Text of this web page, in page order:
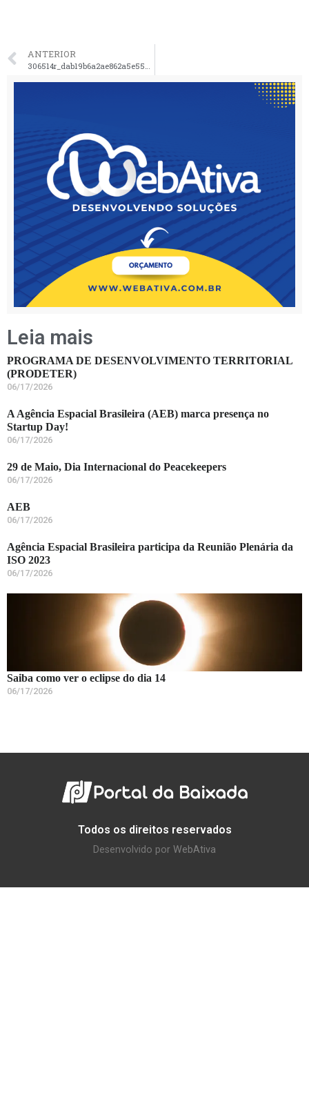
ANTERIOR
306514r_dab19b6a2ae862a5e55bd2e6421a1bca
Leia mais
PROGRAMA DE DESENVOLVIMENTO TERRITORIAL
(PRODETER)
06/17/2026
A Agência Espacial Brasileira (AEB) marca presença no
Startup Day!
06/17/2026
29 de Maio, Dia Internacional do Peacekeepers
06/17/2026
AEB
06/17/2026
Agência Espacial Brasileira participa da Reunião Plenária da
ISO 2023
06/17/2026
Saiba como ver o eclipse do dia 14
06/17/2026
Todos os direitos reservados
Desenvolvido por WebAtiva